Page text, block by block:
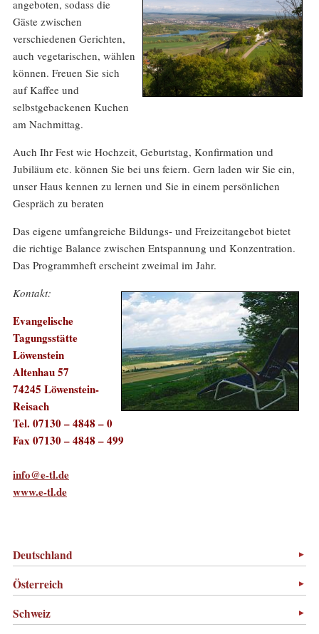
Deutschland
Österreich
Schweiz
angeboten, sodass die
Gäste zwischen
verschiedenen Gerichten,
auch vegetarischen, wählen
können. Freuen Sie sich
auf Kaffee und
selbstgebackenen Kuchen
am Nachmittag.
Auch Ihr Fest wie Hochzeit, Geburtstag, Konfirmation und
Jubiläum etc. können Sie bei uns feiern. Gern laden wir Sie ein,
unser Haus kennen zu lernen und Sie in einem persönlichen
Gespräch zu beraten
Das eigene umfangreiche Bildungs- und Freizeitangebot bietet
die richtige Balance zwischen Entspannung und Konzentration.
Das Programmheft erscheint zweimal im Jahr.
Kontakt:
Evangelische
Tagungsstätte
Löwenstein
Altenhau 57
74245 Löwenstein-
Reisach
Tel. 07130 – 4848 – 0
Fax 07130 – 4848 – 499
info@e-tl.de
www.e-tl.de